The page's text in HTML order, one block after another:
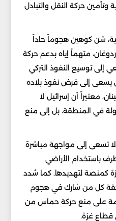
وتأمين حركة النقل والتبادل
شن كوهين هجوماً حاداً
متهماً إياه بدعم حركة
إلى توسيع النفوذ التركي
يسعى إلى فرض نفوذ بلاده
معتبراً أن إسرائيل لا
في المنطقة، بل إلى منع
تسعى إلى مواجهة مباشرة
باستخدام الأراضي
غزة كمنصة لتهديدها. كما شدد
كل من شارك في هجوم
على منع حركة حماس من
قطاع غزة.